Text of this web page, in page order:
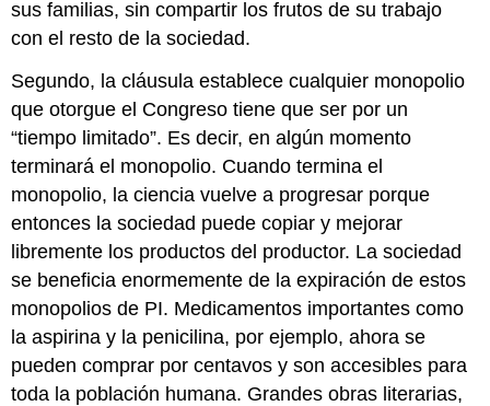
sus familias, sin compartir los frutos de su trabajo
con el resto de la sociedad.
Segundo, la cláusula establece cualquier monopolio
que otorgue el Congreso tiene que ser por un
“tiempo limitado”. Es decir, en algún momento
terminará el monopolio. Cuando termina el
monopolio, la ciencia vuelve a progresar porque
entonces la sociedad puede copiar y mejorar
libremente los productos del productor. La sociedad
se beneficia enormemente de la expiración de estos
monopolios de PI. Medicamentos importantes como
la aspirina y la penicilina, por ejemplo, ahora se
pueden comprar por centavos y son accesibles para
toda la población humana. Grandes obras literarias,